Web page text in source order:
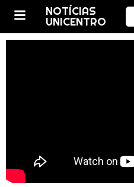
NOTÍCIAS
UNICENTRO